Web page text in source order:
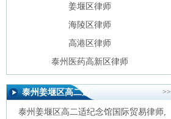
姜堰区律师
海陵区律师
高港区律师
泰州医药高新区律师
泰州姜堰区高二适
纪念馆国际贸易律
>>
泰州姜堰区高二适纪念馆国际贸易律师,